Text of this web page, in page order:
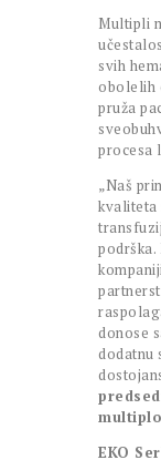
Multipli
svih
obolelih
pruža
procesa
„Naš
kvaliteta
donose
dodatnu
EKO